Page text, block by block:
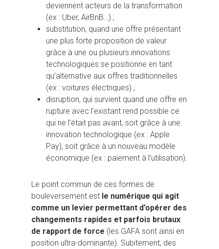
deviennent acteurs de la transformation
(ex : Uber, AirBnB…) ;
substitution, quand une offre présentant
une plus forte proposition de valeur
grâce à une ou plusieurs innovations
technologiques se positionne en tant
qu’alternative aux offres traditionnelles
(ex : voitures électriques) ;
disruption, qui survient quand une offre en
rupture avec l’existant rend possible ce
qui ne l’était pas avant, soit grâce à une
innovation technologique (ex : Apple
Pay), soit grâce à un nouveau modèle
économique (ex : paiement à l’utilisation).
Le point commun de ces formes de
bouleversement est le numérique qui agit
comme un levier permettant d’opérer des
changements rapides et parfois brutaux
de rapport de force (les GAFA sont ainsi en
position ultra-dominante). Subitement, des